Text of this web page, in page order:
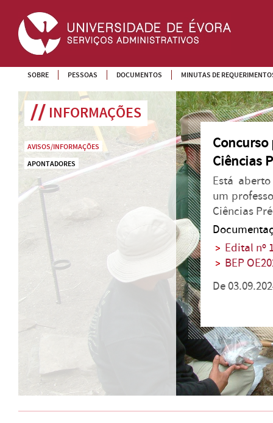
SOBRE PESSOAS DOCUMENTOS MINUTAS DE
INFORMAÇÕES
AVISOS/INFORMAÇÕES
APONTADORES
Ciências
Está
um
Ciências
Edital nº
BEP
De